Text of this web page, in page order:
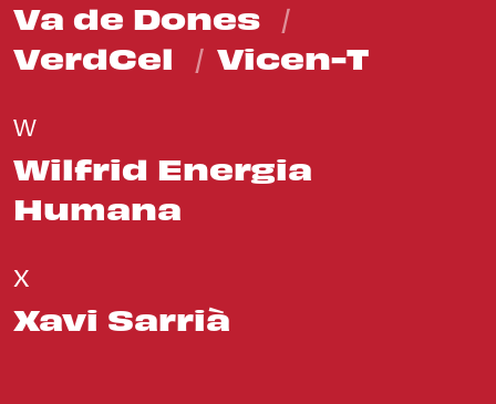
Va de Dones
VerdCel
Vicen-T
W
Wilfrid Energia
Humana
X
Xavi Sarrià